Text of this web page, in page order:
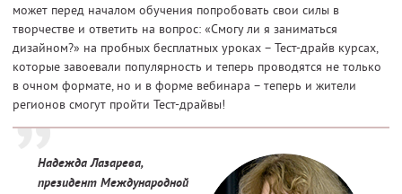
может перед началом обучения попробовать свои силы в
творчестве и ответить на вопрос: «Смогу ли я заниматься
дизайном?» на пробных бесплатных уроках – Тест-драйв курсах,
которые завоевали популярность и теперь проводятся не только
в очном формате, но и в форме вебинара – теперь и жители
регионов смогут пройти Тест-драйвы!
Надежда Лазарева,
президент Международной